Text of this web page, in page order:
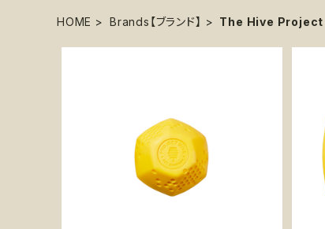
HOME Brands【ブランド】 The Hive Project